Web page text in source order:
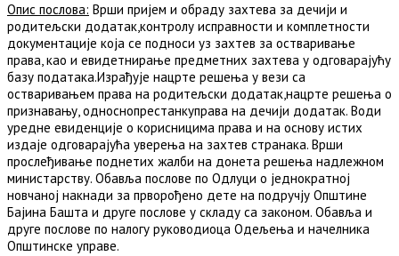
Опис послова: Врши пријем и обраду захтева за дечији и
родитељски додатак,контролу исправности и комплетности
документације која се подноси уз захтев за остваривање
права, као и евидетнирање предметних захтева у одговарајућу
базу података.Израђује нацрте решења у вези са
остваривањем права на родитељски додатак,нацрте решења о
признавању, односнопрестанкуправа на дечији додатак. Води
уредне евиденције о корисницима права и на основу истих
издаје одговарајућа уверења на захтев странака. Врши
прослеђивање поднетих жалби на донета решења надлежном
министарству. Обавља послове по Одлуци о једнократној
новчаној накнади за прворођено дете на подручју Општине
Бајина Башта и друге послове у складу са законом. Обавља и
друге послове по налогу руководиоца Одељења и начелника
Општинске управе.